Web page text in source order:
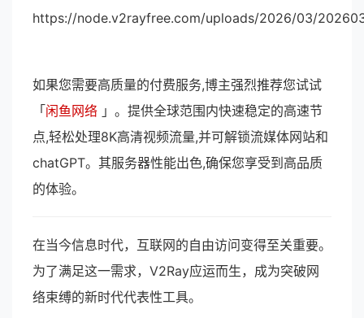
https://node.v2rayfree.com/uploads/2026/03/
如果您需要高质量的付费服务,博主强烈推荐您试试
「 闲鱼网络 」。提供全球范围内快速稳定的高速节
点,轻松处理8K高清视频流量,并可解锁流媒体网站和
chatGPT。其服务器性能出色,确保您享受到高品质
的体验。
在当今信息时代，互联网的自由访问变得至关重要。
为了满足这一需求，V2Ray应运而生，成为突破网
络束缚的新时代代表性工具。